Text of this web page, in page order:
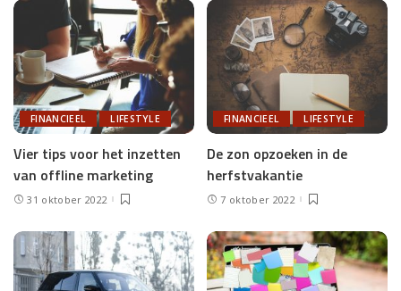
FINANCIEEL LIFESTYLE
Vier tips voor het inzetten
van offline marketing
31 oktober 2022
FINANCIEEL LIFESTYLE
De zon opzoeken in de
herfstvakantie
7 oktober 2022